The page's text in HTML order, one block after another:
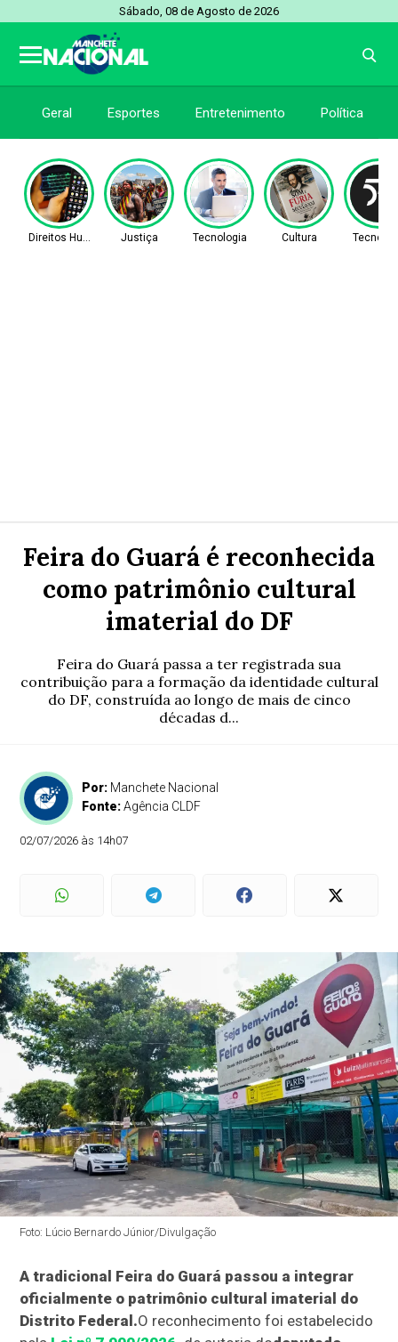
Sábado, 08 de Agosto de 2026
Geral Esportes Entretenimento Política
Direitos Humanos Justiça Tecnologia Cultura
Feira do Guará é reconhecida
como patrimônio cultural
imaterial do DF
Feira do Guará passa a ter registrada sua
contribuição para a formação da identidade cultural
do DF, construída ao longo de mais de cinco
décadas d...
Por: Manchete Nacional
Fonte:Agência CLDF
02/07/2026 às 14h07
Foto: Lúcio Bernardo Júnior/Divulgação
A tradicional Feira do Guará passou a integrar
oficialmente o patrimônio cultural imaterial do
Distrito Federal.O reconhecimento foi estabelecido